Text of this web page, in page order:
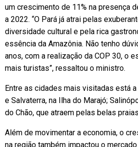
um crescimento de 11% na presença
a 2022. “O Pará já atrai pelas
diversidade cultural e pela rica
essência da Amazônia. Não tenho
anos, com a realização da COP 30, o
mais turistas”, ressaltou o ministro.
Entre as cidades mais visitadas está
e Salvaterra, na Ilha do Marajó;
do Chão, que atraem pelas belas
Além de movimentar a economia, o
na região também impactou o